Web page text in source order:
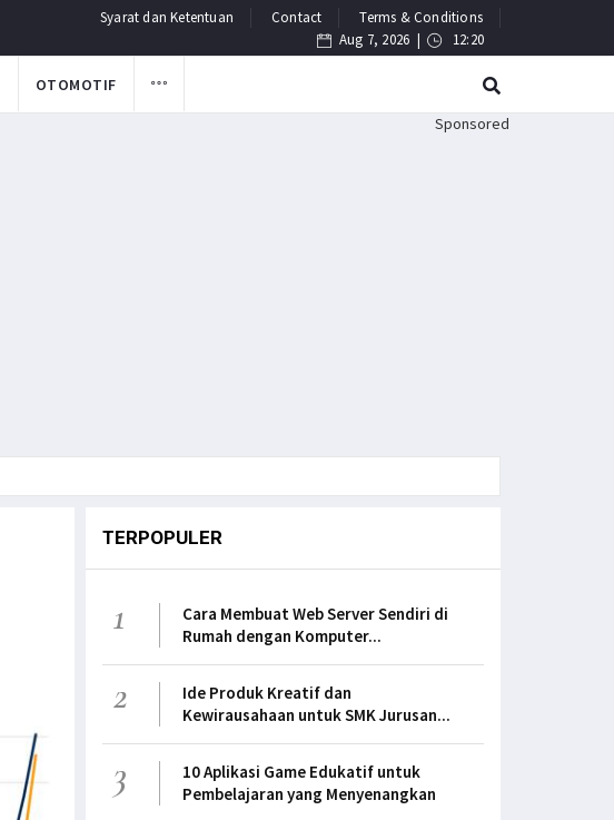
Syarat dan Ketentuan Contact
Terms & Conditions
Aug 7, 2026 |
12:20
OTOMOTIF
Sponsored
TERPOPULER
1
Cara Membuat Web Server Sendiri di
Rumah dengan Komputer...
2
Ide Produk Kreatif dan
Kewirausahaan untuk SMK Jurusan...
3
10 Aplikasi Game Edukatif untuk
Pembelajaran yang Menyenangkan